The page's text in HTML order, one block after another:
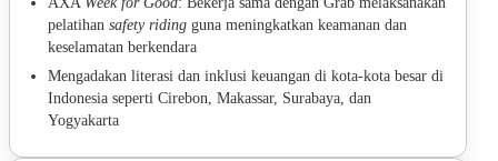
pelatihan safety riding guna meningkatkan keamanan dan
keselamatan berkendara
Mengadakan literasi dan inklusi keuangan di kota-kota besar di
Indonesia seperti Cirebon, Makassar, Surabaya, dan
Yogyakarta